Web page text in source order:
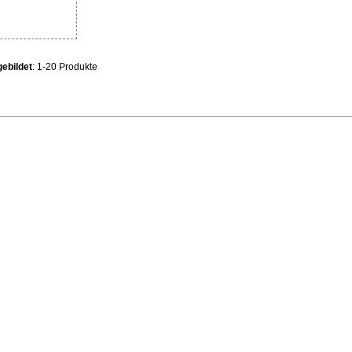
: 1-20 Produkte